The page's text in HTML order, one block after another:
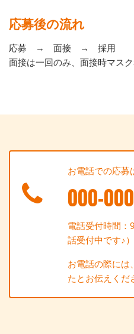
応募後の流れ
応募 → 面接 → 採用
面接は一回のみ、面接時マス
お電話での応募
000-
電話受付時間
話受付中です♪）
お電話の際に
たとお伝えくだ